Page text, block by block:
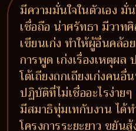
มีความมั่นใจในตัวเอง
เชื่อถือ น่าศรัทธา มีวาท
เขียนเก่ง ทำให้ผู้อื่นคล้อ
การพูด เก่งเรื่องเหตุผ
โต้เถียงถกเถียงเก่งคน
ปฏิบัติที่ไม่เชื่ออะไรง่าย
มีสมาธิทุ่มเทกับงาน ได้
โครงการระยะยาว ขยัน